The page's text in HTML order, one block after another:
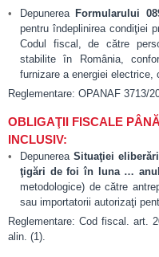
Depunerea Formularului
pentru îndeplinirea condiţiei
Codul fiscal, de către
stabilite în România,
furnizare a energiei electrice,
Reglementare: OPANAF 3713/
OBLIGAŢII FISCALE
INCLUSIV:
Depunerea Situaţiei
ţigări de foi în luna …
metodologice) de către
sau importatorii autorizaţi
Reglementare: Cod fiscal. art.
alin. (1).